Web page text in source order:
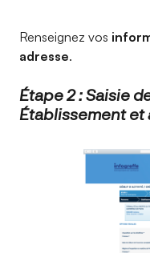
Renseignez vos
adresse.
Étape 2 : Saisie
Établissement et